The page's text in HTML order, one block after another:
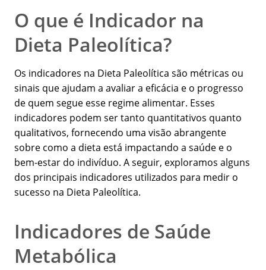
O que é Indicador na
Dieta Paleolítica?
Os indicadores na Dieta Paleolítica são métricas ou
sinais que ajudam a avaliar a eficácia e o progresso
de quem segue esse regime alimentar. Esses
indicadores podem ser tanto quantitativos quanto
qualitativos, fornecendo uma visão abrangente
sobre como a dieta está impactando a saúde e o
bem-estar do indivíduo. A seguir, exploramos alguns
dos principais indicadores utilizados para medir o
sucesso na Dieta Paleolítica.
Indicadores de Saúde
Metabólica